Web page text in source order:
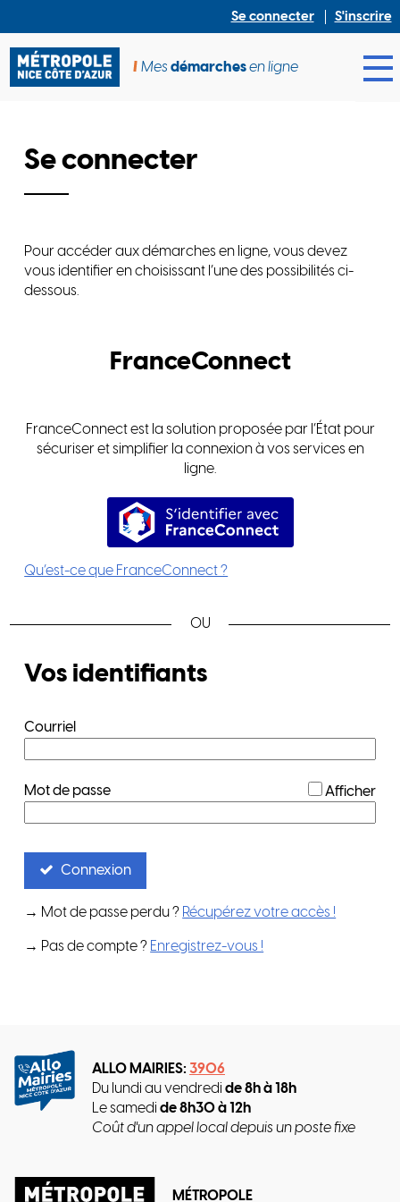
Se connecter S'inscrire
Mesdémarchesen ligne
Se connecter
Pour accéder aux démarches en ligne, vous devez
vous identifier en choisissant l’une des possibilités ci-
dessous.
FranceConnect
FranceConnect est la solution proposée par l’État pour
sécuriser et simplifier la connexion à vos services en
ligne.
S’identifier avec
Qu’est-ce que FranceConnect ?
Vos identifiants
Courriel
Mot de passe Afficher
Connexion
→ Mot de passe perdu ? Récupérez votre accès !
→ Pas de compte ? Enregistrez-vous !
ALLO MAIRIES: 3906
Du lundi au vendredi de 8h à 18h
Le samedi de 8h30 à 12h
Coût d'un appel local depuis un poste fixe
MÉTROPOLE